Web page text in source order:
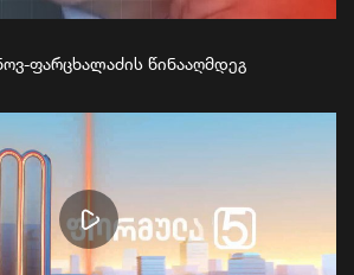
ფარცხალაძის წინააღმდეგ